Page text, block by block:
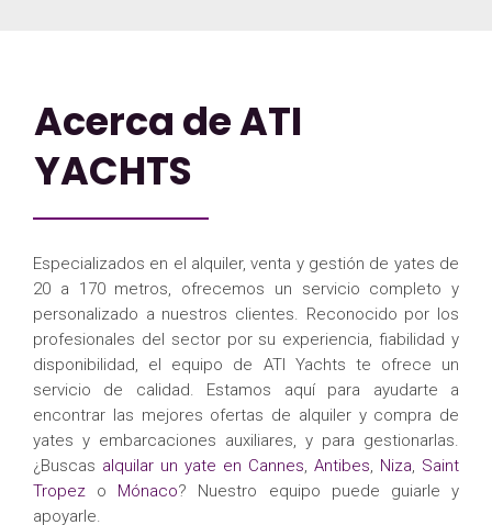
Acerca de ATI
YACHTS
Especializados en el alquiler, venta y gestión de yates de
20 a 170 metros, ofrecemos un servicio completo y
personalizado a nuestros clientes. Reconocido por los
profesionales del sector por su experiencia, fiabilidad y
disponibilidad, el equipo de ATI Yachts te ofrece un
servicio de calidad. Estamos aquí para ayudarte a
encontrar las mejores ofertas de alquiler y compra de
yates y embarcaciones auxiliares, y para gestionarlas.
¿Buscas alquilar un yate en Cannes, Antibes, Niza, Saint
Tropez o Mónaco? Nuestro equipo puede guiarle y
apoyarle.